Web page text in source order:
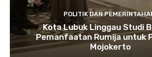
POLITIK DAN
Kota Lubuk Linggau Studi
Pemanfaatan Rumija untuk
Mojokerto